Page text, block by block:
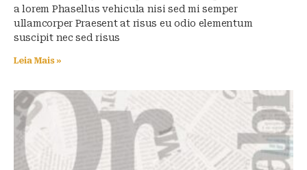
a lorem Phasellus vehicula nisi sed mi semper
ullamcorper Praesent at risus eu odio elementum
suscipit nec sed risus
Leia Mais »